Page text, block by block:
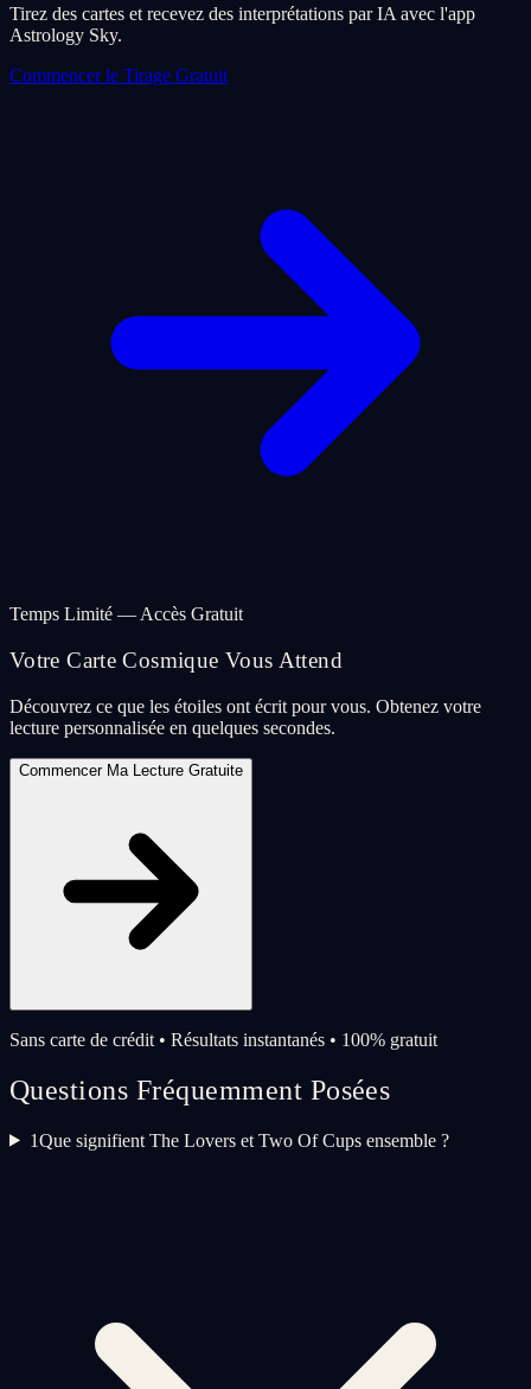
Tirez des cartes et recevez des interprétations par IA avec l'app
Astrology Sky.
Commencer le Tirage Gratuit
Temps Limité — Accès Gratuit
Votre Carte Cosmique Vous Attend
Découvrez ce que les étoiles ont écrit pour vous. Obtenez votre
lecture personnalisée en quelques secondes.
Commencer Ma Lecture Gratuite
Sans carte de crédit • Résultats instantanés • 100% gratuit
Questions Fréquemment Posées
1Que signifient The Lovers et Two Of Cups ensemble ?